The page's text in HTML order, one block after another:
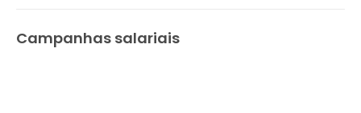
Campanhas salariais